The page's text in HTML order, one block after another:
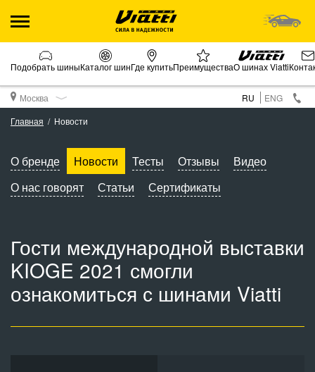
Подобрать шиныКаталог шинГде купитьПреимуществаО шинах Viatti
Москва RU
ENG
Главная
Новости
О бренде Новости Тесты Отзывы
Видео
О нас говорят
Статьи Сертификаты
Гости международной выставки
KIOGE 2021 смогли
ознакомиться с шинами Viatti